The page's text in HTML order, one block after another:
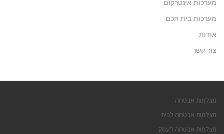
מערכות אינטרקום
מערכות בית חכם
אודות
צור קשר
מצלמות אבטחה
מצלמות אבטחה לבית
מצלמות אבטחה לעסק